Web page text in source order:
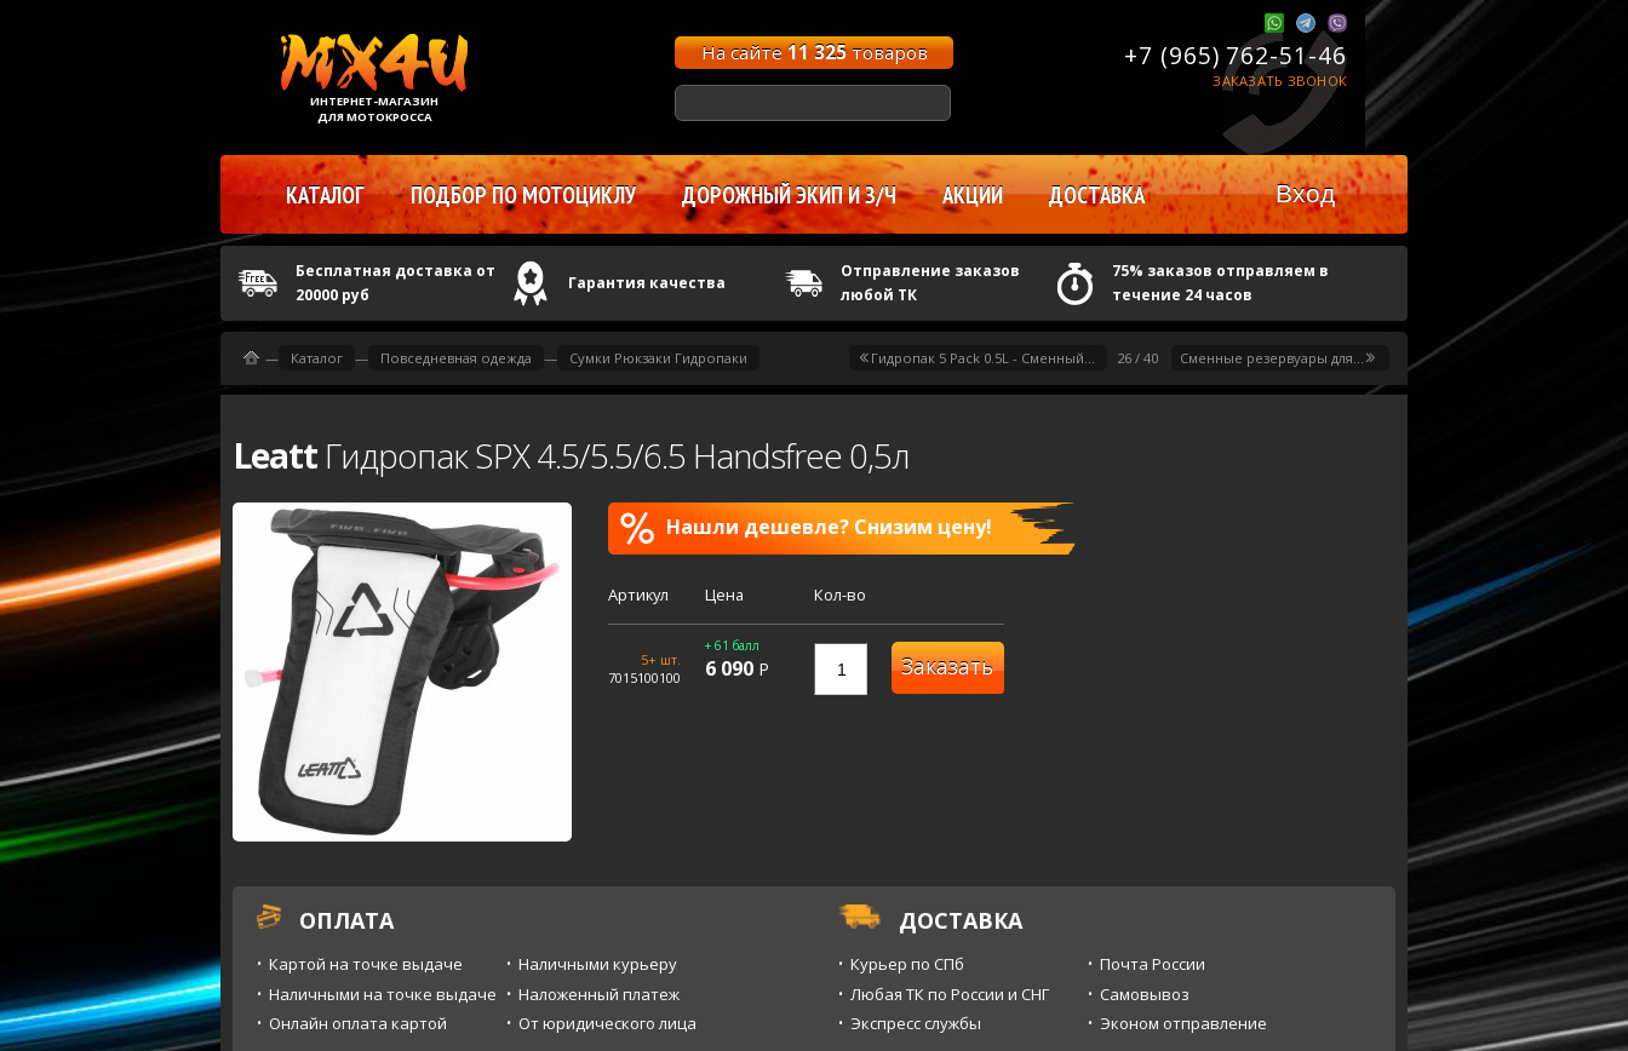
Leatt Гидропак SPX 4.5/5.5/6.5 Handsfree 0,5л
Нашли дешевле? Снизим цену!
Артикул Цена Кол-во
5+ шт.
7015100100
+ 61 балл
6 090 Р Заказать
ОПЛАТА
Картой на точке выдаче
Наличными курьеру
Наличными на точке выдаче
Наложенный платеж
Онлайн оплата картой
От юридического лица
ДОСТАВКА
Курьер по СПб
Почта России
Любая ТК по России и СНГ
Самовывоз
Экспресс службы
Эконом отправление
— Каталог — Повседневная одежда — Сумки Рюкзаки Гидропаки Гидропак 5 Pack 0.5L - Сменный... 26 / 40 Сменные резервуары для...
ИНТЕРНЕТ-МАГАЗИН
ДЛЯ МОТОКРОССА
На сайте11 325товаров +7 (965) 762-51-46
ЗАКАЗАТЬ ЗВОНОК
КАТАЛОГ ПОДБОР ПО МОТОЦИКЛУ ДОРОЖНЫЙ ЭКИП И З/Ч АКЦИИ ДОСТАВКА Вход
Бесплатная доставка от
20000 руб
Гарантия качества
Отправление заказов
любой ТК
75% заказов отправляем в
течение 24 часов